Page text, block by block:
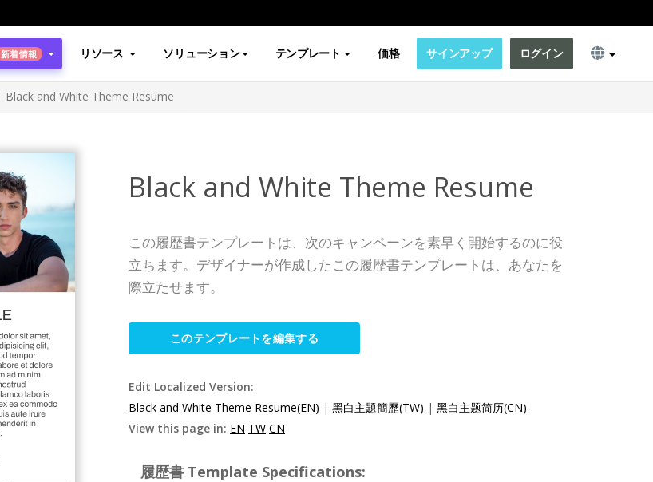
新着情報 リソース ソリューション テンプレート 価格 サインアップ ログイン
Black and White Theme Resume
Black and White Theme Resume
この履歴書テンプレートは、次のキャンペーンを素早く開始するのに役
立ちます。デザイナーが作成したこの履歴書テンプレートは、あなたを
際立たせます。
このテンプレートを編集する
Edit Localized Version:
Black and White Theme Resume(EN) | 黑白主題簡歷(TW) | 黑白主题简历(CN)
View this page in: EN TW CN
履歴書 Template Specifications: